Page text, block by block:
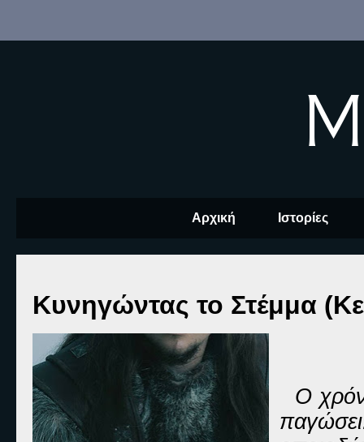
Αρχική Ιστορίες
Κυνηγώντας το Στέμμα
Ο